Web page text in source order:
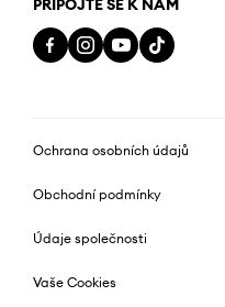
PŘIPOJTE SE K NÁM
Ochrana osobních údajů
Obchodní podmínky
Údaje společnosti
Vaše Cookies